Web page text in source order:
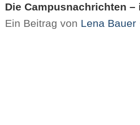
Die Campusnachrichten
Ein Beitrag von Lena Bauer